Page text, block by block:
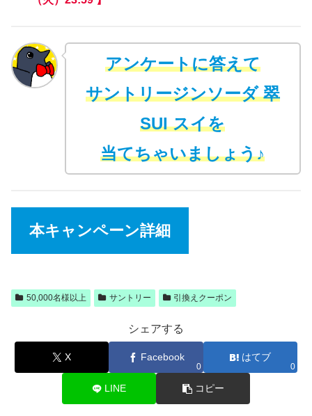
アンケートに答えて
サントリージンソーダ 翠
SUI スイを
当てちゃいましょう♪
本キャンペーン詳細
50,000名様以上 サントリー 引換えクーポン
シェアする
X Facebook
0
はてブ
0
LINE コピー